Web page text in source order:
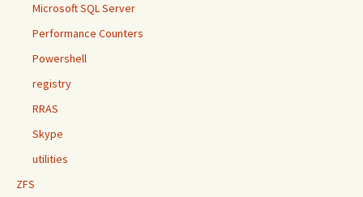
Microsoft SQL Server
Performance Counters
Powershell
registry
RRAS
Skype
utilities
ZFS